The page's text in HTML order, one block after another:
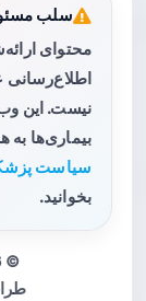
سلب
محتوای
نیست. این
بیماری‌ها به
سیاست
بخوانید.
© 2026 کلیه حقوق محفوظ است.